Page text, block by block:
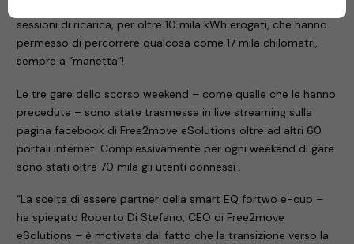
sessioni di ricarica, per oltre 10 mila kWh erogati, che hanno
permesso di percorrere qualcosa come 17 mila chilometri,
sempre a “manetta”!
Le tre gare dello scorso weekend – come quelle che le hanno
precedute – sono state trasmesse in live streaming sulla
pagina facebook di Free2move eSolutions oltre ad altri 60
portali internet. Complessivamente per ogni weekend di gare
sono stati oltre 70 mila gli utenti connessi .
“La scelta di essere partner della smart EQ fortwo e-cup –
ha spiegato Roberto Di Stefano, CEO di Free2move
eSolutions – è motivata dal fatto che la transizione verso la